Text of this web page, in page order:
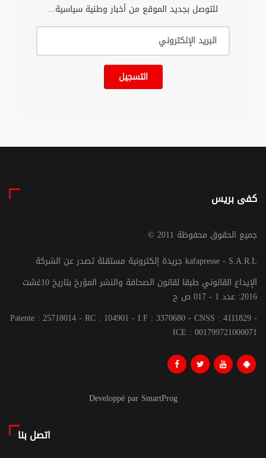
للتوصل بجديد الموقع من أخبار وطنية سياسية...
التسجيل
كفى بريس
© جميع الحقوق محفوظة 2011
جريدة إلكترونية مستقلة تصدر عن الشركة kafapresse - S.A.R.L
الإيداع القانوني طبقا لقانون الصحافة والنشر المؤرخ بتاريخ 10غشت
2016: عدد 1 - 017 ص ح
Patente : 25718014 - RC : 104901 - I.F : 3370680 - CNSS : 4111829 -
ICE : 001799721000071
Developpé par SmartProg
اتصل بنا